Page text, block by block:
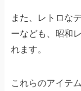
また、レトロな
ーなども、昭和
れます。
これらのアイテ